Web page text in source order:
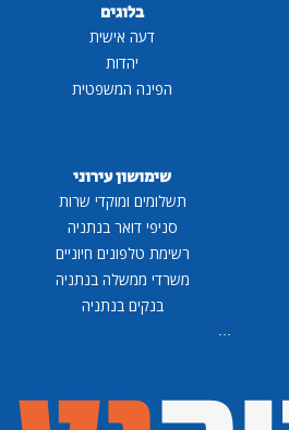
בלוגים
דעה אישית
יהדות
הפינה המשפטית
שימושון עירוני
תשלומים ומוקדי שרות
סניפי דואר בנתניה
רשימת טלפונים חיוניים
משרדי ממשלה בנתניה
בנקים בנתניה
...